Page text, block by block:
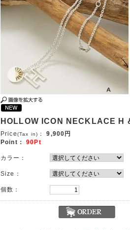
HOLLOW ICON NECKLACE H
Price(Tax in) ：9,900円
Point：
90Pt
カラー：
Size：
個数：